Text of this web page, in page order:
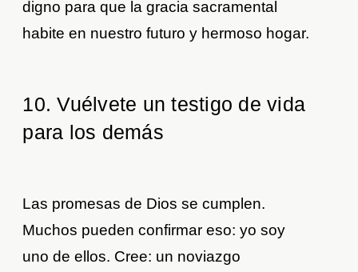
digno para que la gracia sacramental
habite en nuestro futuro y hermoso hogar.
10. Vuélvete un testigo de vida
para los demás
Las promesas de Dios se cumplen.
Muchos pueden confirmar eso: yo soy
uno de ellos. Cree: un noviazgo